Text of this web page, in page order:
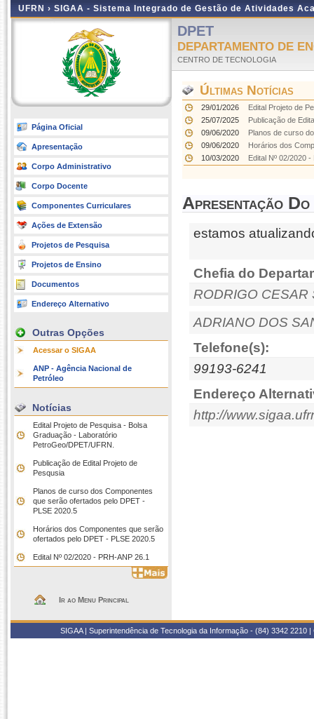
UFRN › SIGAA - Sistema Integrado de Gestão de Atividades
Página Oficial
Apresentação
Corpo Administrativo
Corpo Docente
Componentes Curriculares
Ações de Extensão
Projetos de Pesquisa
Projetos de Ensino
Documentos
Endereço Alternativo
Outras Opções
Acessar o SIGAA
ANP - Agência Nacional de
Petróleo
Notícias
Edital Projeto de Pesquisa - Bolsa
Graduação - Laboratório
PetroGeo/DPET/UFRN.
Publicação de Edital Projeto de
Pesqusia
Planos de curso dos Componentes
que serão ofertados pelo DPET -
PLSE 2020.5
Horários dos Componentes que serão
ofertados pelo DPET - PLSE 2020.5
Edital Nº 02/2020 - PRH-ANP 26.1
Ir ao Menu Principal
DPET
DEPARTAMENTO DE
CENTRO DE TECNOLOGIA
Últimas Notícias
29/01/2026
Edital Projeto de
25/07/2025
Publicação de
09/06/2020
Planos de curso
09/06/2020
Horários dos
10/03/2020
Edital Nº 02/2020
Apresentação
estamos
Chefia do
RODRIGO CESAR
ADRIANO DOS
Telefone(s):
99193-6241
Endereço
http://
SIGAA | Superintendência de Tecnologia da Informação - (84) 3342